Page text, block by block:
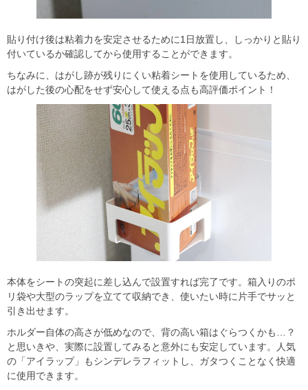
貼り付け後は粘着力を安定させるために1日放置し、しっかりと貼り
付いているか確認してから使用することができます。
ちなみに、はがし跡が残りにくい粘着シートを使用しているため、
はがした後の心配をせず安心して使える点も高評価ポイント！
本体をシートの突起に差し込んで設置すれば完了です。箱入りのポ
リ袋や大型のラップを立てて収納でき、使いたい時に片手でサッと
引き出せます。
ホルダー自体の高さが低めなので、背の高い箱はぐらつくかも…？
と思いきや、実際に設置してみると意外にも安定しています。人気
の「アイラップ」もシンデレラフィットし、ガタつくことなく快適
に使用できます。